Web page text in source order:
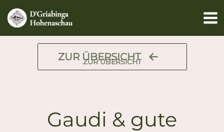
Inhalt
springen
ZUR ÜBERSICHT
ZUR ÜBERSICHT
Gaudi & gute